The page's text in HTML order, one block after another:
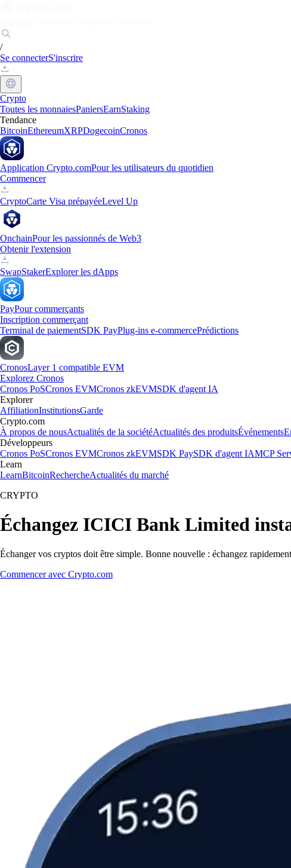
/
Se connecterS'inscrire
Crypto
Toutes les monnaiesPaniersEarnStaking
Tendance
BitcoinEthereumXRPDogecoinCronos
Application Crypto.comPour les utilisateurs du quotidien
Commencer
CryptoCarte Visa prépayéeLevel Up
OnchainPour les passionnés de Web3
Obtenir l'extension
SwapStakerExplorer les dApps
PayPour commerçants
Inscription commerçant
Terminal de paiementSDK PayPlug-ins e-commercePrédictions
CronosLayer 1 compatible EVM
Explorez Cronos
Cronos PoSCronos EVMCronos zkEVMSDK d'agent IA
Explorer
AffiliationInstitutionsGarde
Crypto.com
À propos de nousActualités de la sociétéActualités des produitsÉvénements
Développeurs
Cronos PoSCronos EVMCronos zkEVMSDK PaySDK d'agent IAMCP
Learn
LearnBitcoinRechercheActualités du marché
CRYPTO
Échangez ICICI Bank Limited
Échanger vos cryptos doit être simple. Bonne nouvelle : échangez
Commencer avec Crypto.com